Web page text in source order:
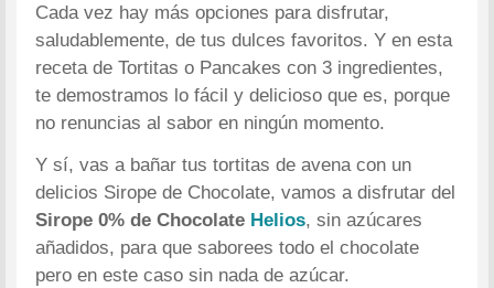
Cada vez hay más opciones para disfrutar,
saludablemente, de tus dulces favoritos. Y en esta
receta de Tortitas o Pancakes con 3 ingredientes,
te demostramos lo fácil y delicioso que es, porque
no renuncias al sabor en ningún momento.
Y sí, vas a bañar tus tortitas de avena con un
delicios Sirope de Chocolate, vamos a disfrutar del
Sirope 0% de Chocolate Helios, sin azúcares
añadidos, para que saborees todo el chocolate
pero en este caso sin nada de azúcar.